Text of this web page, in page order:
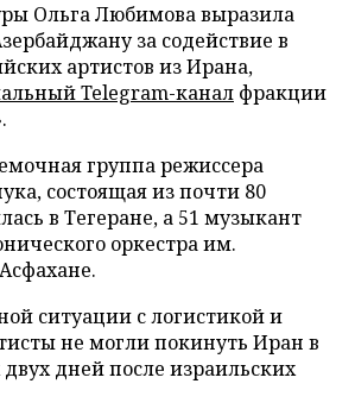
Ольга Любимова выразила
за содействие в
артистов из Ирана,
Telegram-канал фракции
группа режиссера
состоящая из почти 80
в Тегеране, а 51 музыкант
оркестра им.
ситуации с логистикой и
не могли покинуть Иран в
дней после израильских